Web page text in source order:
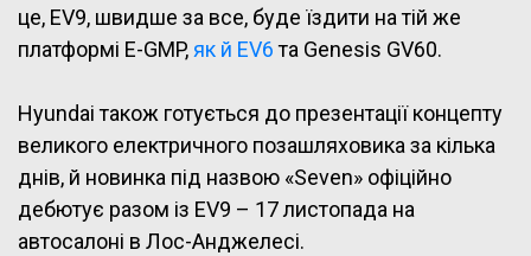
це, EV9, швидше за все, буде їздити на тій же
платформі E-GMP,як й EV6та Genesis GV60.
Hyundai також готується до презентації концепту
великого електричного позашляховика за кілька
днів, й новинка під назвою «Seven» офіційно
дебютує разом із EV9 – 17 листопада на
автосалоні в Лос-Анджелесі.